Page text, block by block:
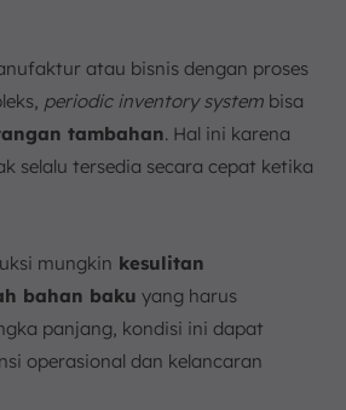
atau bisnis dengan proses
periodic inventory system bisa
tambahan. Hal ini karena
selalu tersedia secara cepat ketika
mungkin kesulitan
bahan baku yang harus
panjang, kondisi ini dapat
operasional dan kelancaran